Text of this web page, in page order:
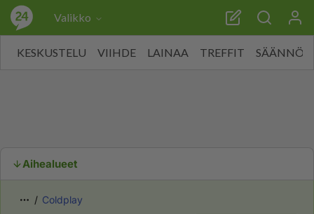
Valikko
KESKUSTELU VIIHDE LAINAA TREFFIT SÄÄNNÖT
Aihealueet
Coldplay